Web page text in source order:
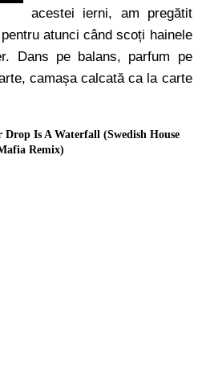
acestei ierni, am pregătit
atunci când scoți hainele
Dans pe balans, parfum pe
camașa calcată ca la carte
Drop Is A Waterfall (Swedish House
Remix)